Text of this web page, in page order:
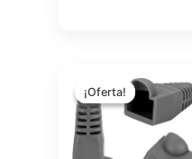
¡Oferta!
¡Oferta!precio
original
era:
precio
actual
$21.45.